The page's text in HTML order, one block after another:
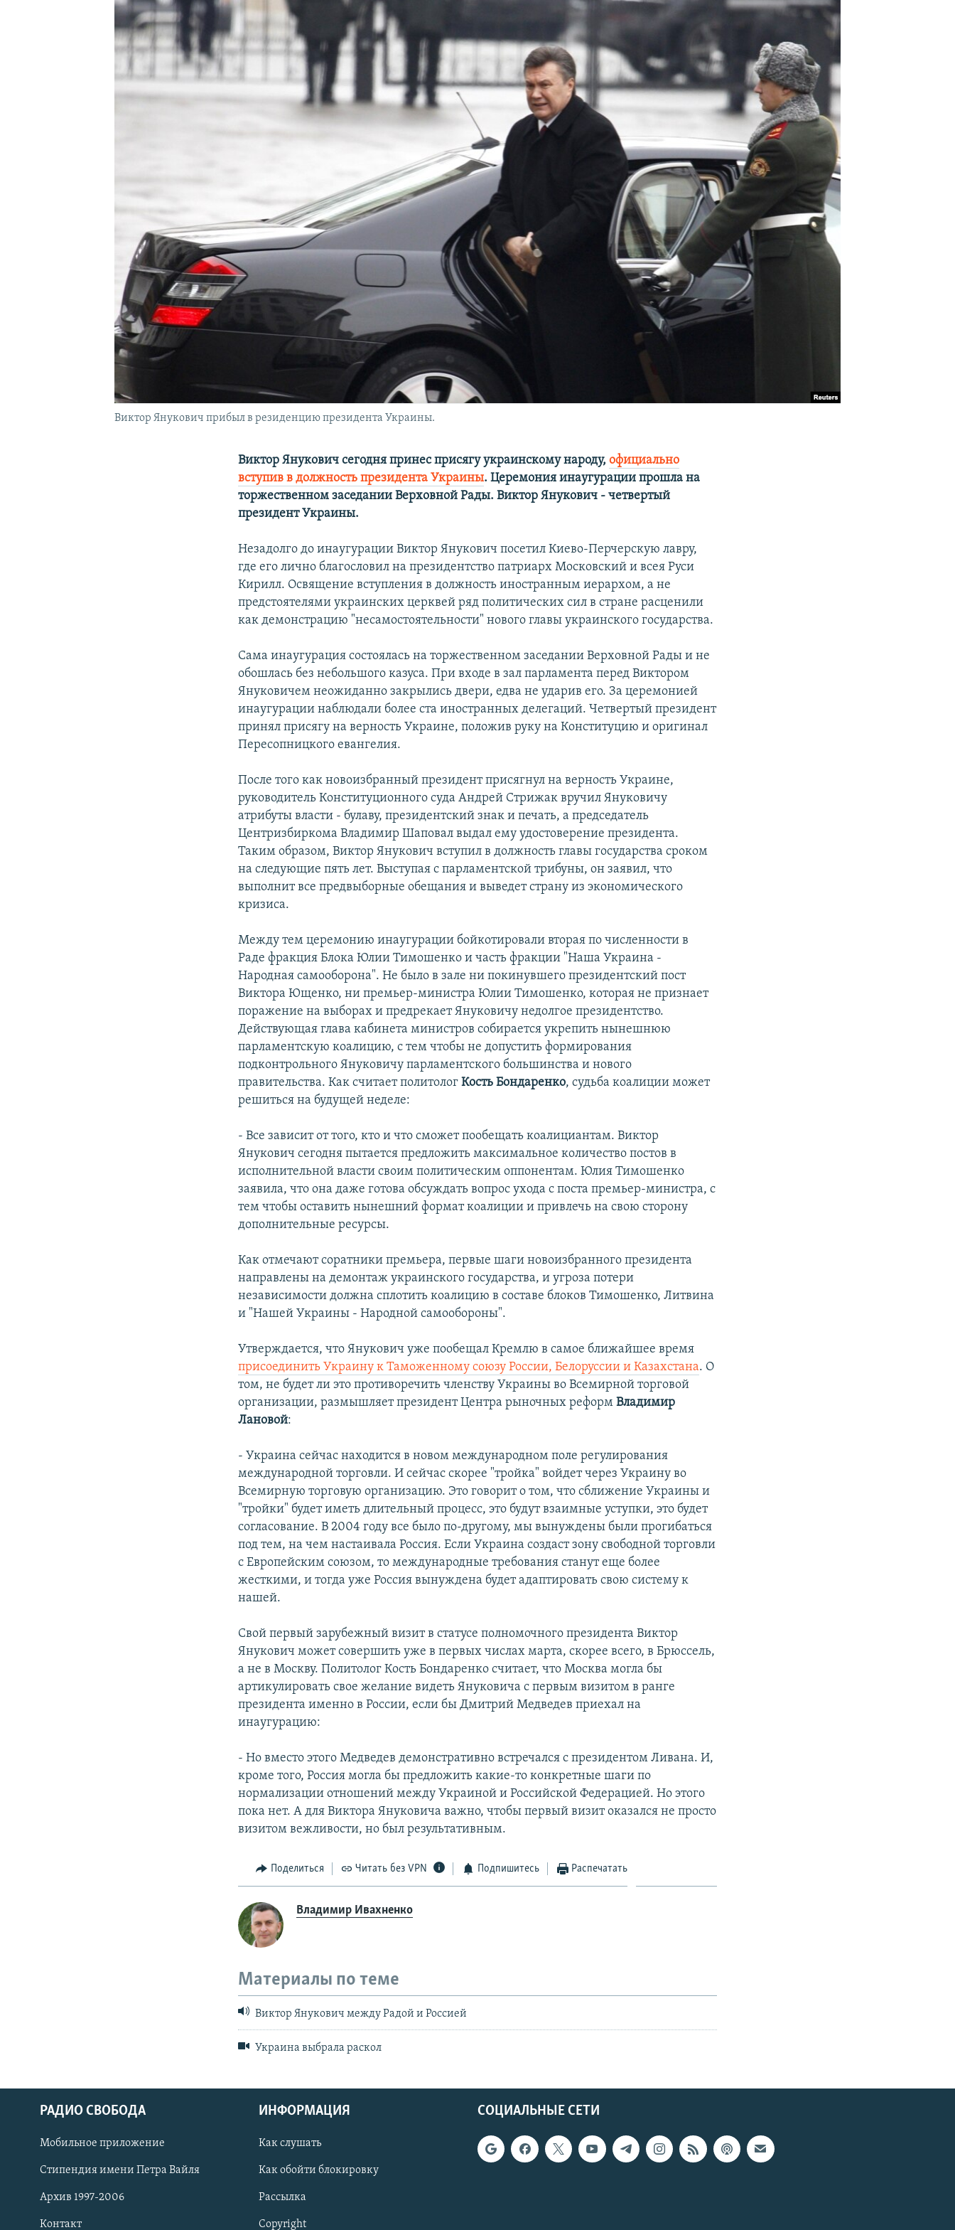
ПОДПИШИТЕСЬ НА РАССЫЛКУ
СОЦИАЛЬНЫЕ СЕТИ
Виктор Янукович прибыл в резиденцию президента Украины.
Виктор Янукович сегодня принес присягу украинскому народу,официально
вступив в должность президента Украины. Церемония инаугурации прошла на
торжественном заседании Верховной Рады. Виктор Янукович - четвертый
президент Украины.
Незадолго до инаугурации Виктор Янукович посетил Киево-Перчерскую лавру,
где его лично благословил на президентство патриарх Московский и всея Руси
Кирилл. Освящение вступления в должность иностранным иерархом, а не
предстоятелями украинских церквей ряд политических сил в стране расценили
как демонстрацию "несамостоятельности" нового главы украинского государства.
Сама инаугурация состоялась на торжественном заседании Верховной Рады и не
обошлась без небольшого казуса. При входе в зал парламента перед Виктором
Януковичем неожиданно закрылись двери, едва не ударив его. За церемонией
инаугурации наблюдали более ста иностранных делегаций. Четвертый президент
принял присягу на верность Украине, положив руку на Конституцию и оригинал
Пересопницкого евангелия.
После того как новоизбранный президент присягнул на верность Украине,
руководитель Конституционного суда Андрей Стрижак вручил Януковичу
атрибуты власти - булаву, президентский знак и печать, а председатель
Центризбиркома Владимир Шаповал выдал ему удостоверение президента.
Таким образом, Виктор Янукович вступил в должность главы государства сроком
на следующие пять лет. Выступая с парламентской трибуны, он заявил, что
выполнит все предвыборные обещания и выведет страну из экономического
кризиса.
Между тем церемонию инаугурации бойкотировали вторая по численности в
Раде фракция Блока Юлии Тимошенко и часть фракции "Наша Украина -
Народная самооборона". Не было в зале ни покинувшего президентский пост
Виктора Ющенко, ни премьер-министра Юлии Тимошенко, которая не признает
поражение на выборах и предрекает Януковичу недолгое президентство.
Действующая глава кабинета министров собирается укрепить нынешнюю
парламентскую коалицию, с тем чтобы не допустить формирования
подконтрольного Януковичу парламентского большинства и нового
правительства. Как считает политологКость Бондаренко, судьба коалиции может
решиться на будущей неделе:
- Все зависит от того, кто и что сможет пообещать коалициантам. Виктор
Янукович сегодня пытается предложить максимальное количество постов в
исполнительной власти своим политическим оппонентам. Юлия Тимошенко
заявила, что она даже готова обсуждать вопрос ухода с поста премьер-министра, с
тем чтобы оставить нынешний формат коалиции и привлечь на свою сторону
дополнительные ресурсы.
Как отмечают соратники премьера, первые шаги новоизбранного президента
направлены на демонтаж украинского государства, и угроза потери
независимости должна сплотить коалицию в составе блоков Тимошенко, Литвина
и "Нашей Украины - Народной самообороны".
Утверждается, что Янукович уже пообещал Кремлю в самое ближайшее время
присоединить Украину к Таможенному союзу России, Белоруссии и Казахстана. О
том, не будет ли это противоречить членству Украины во Всемирной торговой
организации, размышляет президент Центра рыночных реформВладимир
Лановой:
- Украина сейчас находится в новом международном поле регулирования
международной торговли. И сейчас скорее "тройка" войдет через Украину во
Всемирную торговую организацию. Это говорит о том, что сближение Украины и
"тройки" будет иметь длительный процесс, это будут взаимные уступки, это будет
согласование. В 2004 году все было по-другому, мы вынуждены были прогибаться
под тем, на чем настаивала Россия. Если Украина создаст зону свободной торговли
с Европейским союзом, то международные требования станут еще более
жесткими, и тогда уже Россия вынуждена будет адаптировать свою систему к
нашей.
Свой первый зарубежный визит в статусе полномочного президента Виктор
Янукович может совершить уже в первых числах марта, скорее всего, в Брюссель,
а не в Москву. Политолог Кость Бондаренко считает, что Москва могла бы
артикулировать свое желание видеть Януковича с первым визитом в ранге
президента именно в России, если бы Дмитрий Медведев приехал на
инаугурацию:
- Но вместо этого Медведев демонстративно встречался с президентом Ливана. И,
кроме того, Россия могла бы предложить какие-то конкретные шаги по
нормализации отношений между Украиной и Российской Федерацией. Но этого
пока нет. А для Виктора Януковича важно, чтобы первый визит оказался не просто
визитом вежливости, но был результативным.
Поделиться Читать без VPN Подпишитесь Распечатать
Владимир Ивахненко
Материалы по теме
Виктор Янукович между Радой и Россией
Украина выбрала раскол
СОЦИАЛЬНЫЕ СЕТИ
РАДИО СВОБОДА
Мобильное приложение
Стипендия имени Петра Вайля
Архив 1997-2006
Контакт
ИНФОРМАЦИЯ
Как слушать
Как обойти блокировку
Рассылка
Copyright